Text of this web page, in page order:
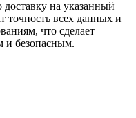
на указанный
точность всех данных и
что сделает
и безопасным.